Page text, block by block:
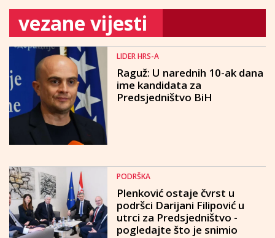
vezane vijesti
LIDER HRS-A
Raguž: U narednih 10-ak dana
ime kandidata za
Predsjedništvo BiH
PODRŠKA
Plenković ostaje čvrst u
podršci Darijani Filipović u
utrci za Predsjedništvo -
pogledajte što je snimio